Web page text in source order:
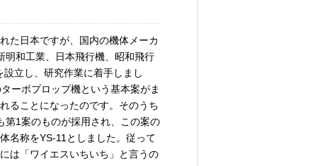
た日本ですが、国内の機体メーカ
明和工業、日本飛行機、昭和飛行
立し、研究作業に着手しまし
ーボプロップ機という基本案がま
ることになったのです。そのうち
第1案のものが採用され、この案の
名称をYS-11としました。従って
は「ワイエスいちいち」と言うの